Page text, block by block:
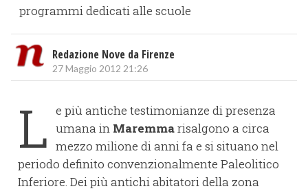
programmi dedicati alle scuole
Redazione Nove da Firenze
27 Maggio 2012 21:26
L e più antiche testimonianze di presenza
umana in Maremmarisalgono a circa
mezzo milione di anni fa e si situano nel
periodo definito convenzionalmente Paleolitico
Inferiore. Dei più antichi abitatori della zona